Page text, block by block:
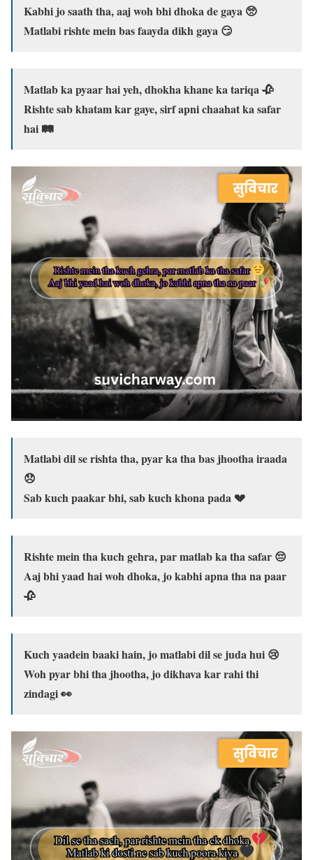
Kabhi jo saath tha, aaj woh bhi dhoka de gaya 🥺
Matlabi rishte mein bas faayda dikh gaya 😏
Matlab ka pyaar hai yeh, dhokha khane ka tariqa 🥀
Rishte sab khatam kar gaye, sirf apni chaahat ka safar
hai 🛤️
Matlabi dil se rishta tha, pyar ka tha bas jhootha iraada
😞
Sab kuch paakar bhi, sab kuch khona pada 💔
Rishte mein tha kuch gehra, par matlab ka tha safar 😔
Aaj bhi yaad hai woh dhoka, jo kabhi apna tha na paar
🥀
Kuch yaadein baaki hain, jo matlabi dil se juda hui 😢
Woh pyar bhi tha jhootha, jo dikhava kar rahi thi
zindagi 👀